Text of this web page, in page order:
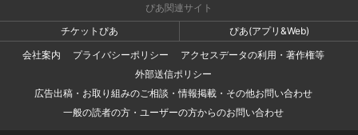
ぴあ関連サイト
チケットぴあ
ぴあ(アプリ&Web)
会社案内
プライバシーポリシー
アクセスデータの利用・著作権等
外部送信ポリシー
広告出稿・お取り組みのご相談・情報掲載・その他お問い合わせ
一般の読者の方・ユーザーの方からのお問い合わせ